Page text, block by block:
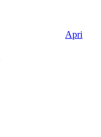
Apri